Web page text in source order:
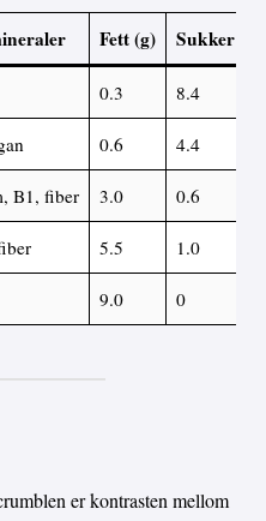
Fett (g) Sukker (g)
0.3 8.4
0.6 4.4
B1, fiber 3.0 0.6
5.5 1.0
9.0 0
er kontrasten mellom